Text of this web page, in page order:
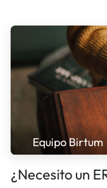
Equipo Birtum
¿Necesito un